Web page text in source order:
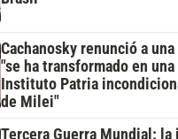
Cachanosky renunció a
"se ha transformado en
Instituto Patria
de Milei"
Tercera Guerra Mundial: